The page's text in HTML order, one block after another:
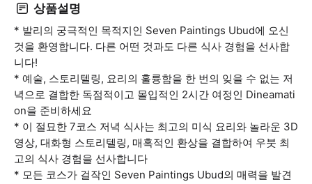
상품설명
* 발리의 궁극적인 목적지인 Seven Paintings Ubud에 오신
것을 환영합니다. 다른 어떤 것과도 다른 식사 경험을 선사합
니다!
* 예술, 스토리텔링, 요리의 훌륭함을 한 번의 잊을 수 없는 저
녁으로 결합한 독점적이고 몰입적인 2시간 여정인 Dineamati
on을 준비하세요
* 이 절묘한 7코스 저녁 식사는 최고의 미식 요리와 놀라운 3D
영상, 대화형 스토리텔링, 매혹적인 환상을 결합하여 우붓 최
고의 식사 경험을 선사합니다
* 모든 코스가 걸작인 Seven Paintings Ubud의 매력을 발견